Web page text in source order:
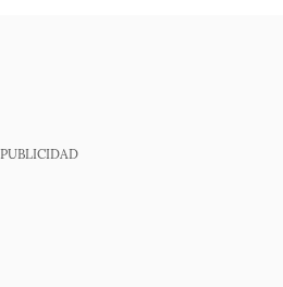
PUBLICIDAD